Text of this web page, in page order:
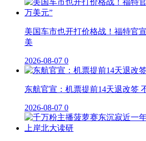
美国车市也开打价格战！福特官
美
2026-08-07 0
东航官宣：机票提前14天退改签
2026-08-07 0